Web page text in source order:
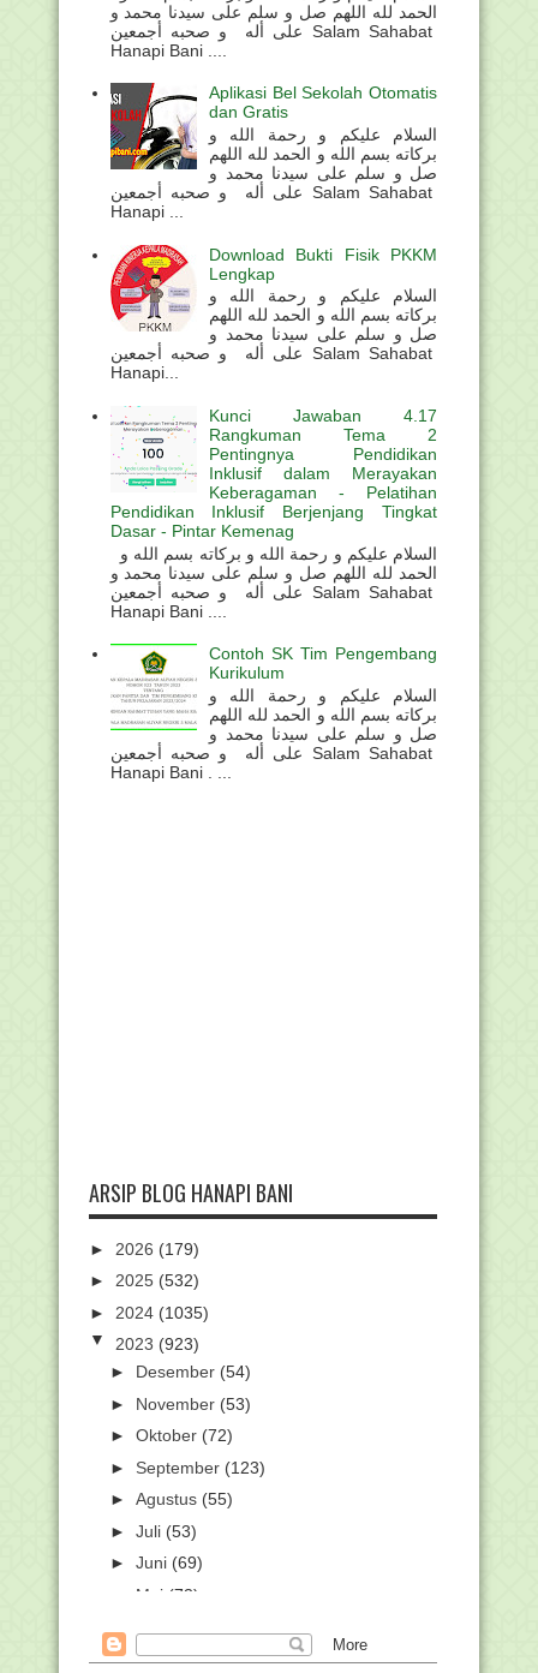
الحمد لله اللهم صل و سلم على سيدنا محمد و
على أله و صحبه أجمعين Salam Sahabat
Hanapi Bani ....
Aplikasi Bel Sekolah Otomatis
dan Gratis
السلام عليكم و رحمة الله و
بركاته بسم الله و الحمد لله اللهم
صل و سلم على سيدنا محمد و
على أله و صحبه أجمعين Salam Sahabat
Hanapi ...
Download Bukti Fisik PKKM
Lengkap
السلام عليكم و رحمة الله و
بركاته بسم الله و الحمد لله اللهم
صل و سلم على سيدنا محمد و
على أله و صحبه أجمعين Salam Sahabat
Hanapi...
Kunci Jawaban 4.17
Rangkuman Tema 2
Pentingnya Pendidikan
Inklusif dalam Merayakan
Keberagaman - Pelatihan
Pendidikan Inklusif Berjenjang Tingkat
Dasar - Pintar Kemenag
الحمد لله اللهم صل و سلم على سيدنا محمد و
على أله و صحبه أجمعين Salam Sahabat
Hanapi Bani ....
Contoh SK Tim Pengembang
Kurikulum
السلام عليكم و رحمة الله و
بركاته بسم الله و الحمد لله اللهم
صل و سلم على سيدنا محمد و
على أله و صحبه أجمعين Salam Sahabat
Hanapi Bani . ...
ARSIP BLOG HANAPI BANI
► 2026 (179)
► 2025 (532)
► 2024 (1035)
▼ 2023 (923)
► Desember (54)
► November (53)
► Oktober (72)
► September (123)
► Agustus (55)
► Juli (53)
► Juni (69)
Mei (73)
►Maret(101)